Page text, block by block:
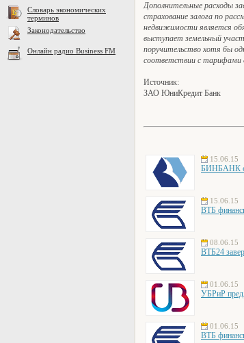
Словарь экономических
терминов
Законодательство
Онлайн радио Business FM
Дополнительные расходы
страхование залога по
недвижимости является
выступает земельный
поручительство хотя бы
соответствии с тарифами
Источник:
ЗАО ЮниКредит Банк
15.06.15
БИНБАНК
15.06.15
ВТБ
08.06.15
ВТБ24
01.06.15
УБРиР
01.06.15
ВТБ